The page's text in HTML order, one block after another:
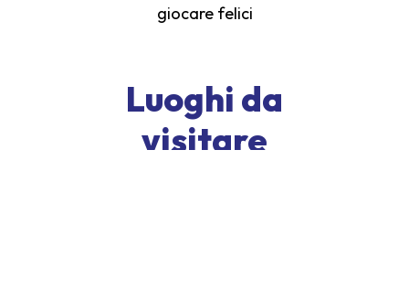
giocare felici
Luoghi da
visitare